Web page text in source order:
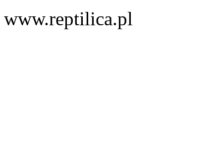
www.reptilica.pl